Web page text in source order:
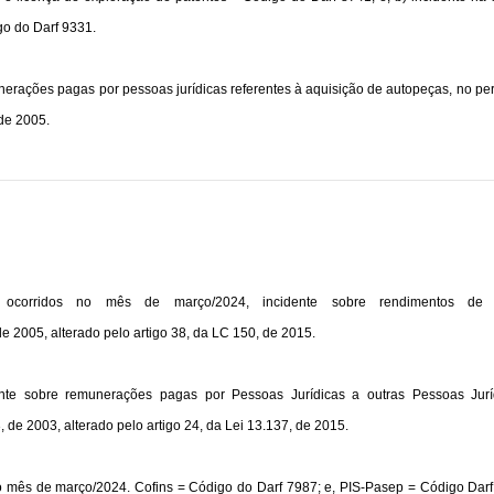
do Darf 9331.
pagas por pessoas jurídicas referentes à aquisição de autopeças, no
2005
no mês de março/2024, incidente sobre rendimentos de
2005 , alterado pelo artigo 38, da LC 150, de 2015
sobre remunerações pagas por Pessoas Jurídicas a outras Pessoas
de 2003 , alterado pelo artigo 24, da Lei 13.137, de 2015
de março/2024. Cofins = Código do Darf 7987; e, PIS-Pasep = Código